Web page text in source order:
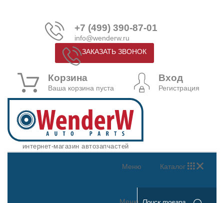
+7 (499) 390-87-01
info@wenderw.ru
ЗАКАЗАТЬ ЗВОНОК
Корзина
Ваша корзина пуста
Вход
Регистрация
интернет-магазин автозапчастей
Каталог
Меню
Меню